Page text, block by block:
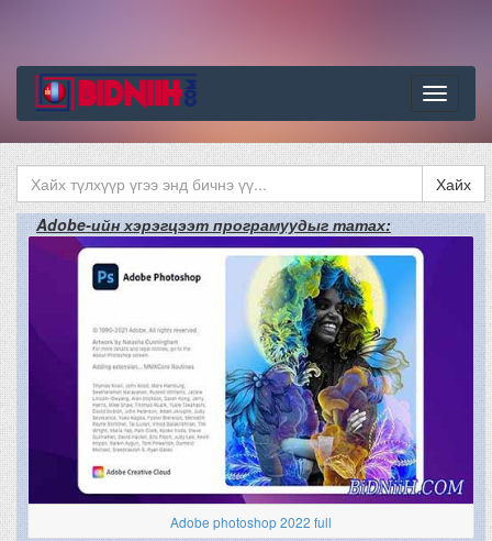
Цэс
Хайх
Adobe-ийн хэрэгцээт програмуудыг татах:
Adobe photoshop 2022 full